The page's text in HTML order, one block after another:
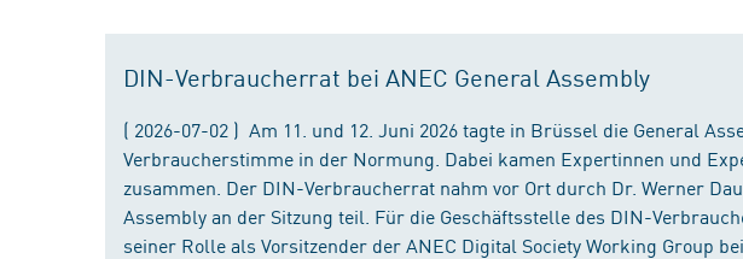
DIN-Verbraucherrat bei ANEC General Assembly
( 2026-07-02 ) Am 11. und 12. Juni 2026 tagte in Brüssel die General
Verbraucherstimme in der Normung. Dabei kamen Expertinnen und
zusammen. Der DIN-Verbraucherrat nahm vor Ort durch Dr. Werner
Assembly an der Sitzung teil. Für die Geschäftsstelle des DIN-
seiner Rolle als Vorsitzender der ANEC Digital Society Working Group